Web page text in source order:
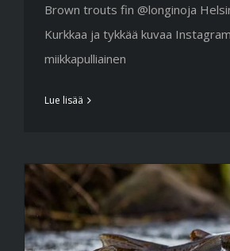
Brown trouts fin @longinoja
Kurkkaa ja tykkää kuvaa
miikkapulliainen
Lue lisää